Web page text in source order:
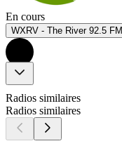
En cours
WXRV - The River 92.5 FM
Radios similaires
Radios similaires